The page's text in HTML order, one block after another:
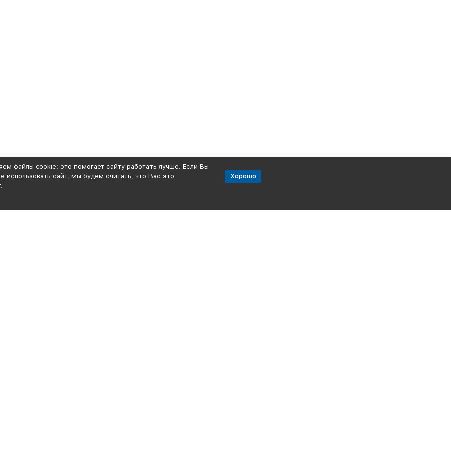
файлы cookie: это помогает сайту работать лучше. Если Вы
использовать сайт, мы будем считать, что Вас это
Хорошо